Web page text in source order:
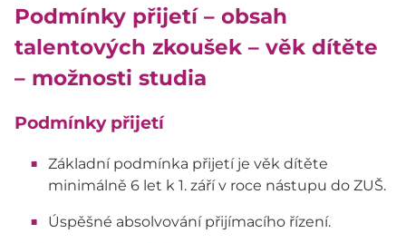
Podmínky přijetí – obsah
talentových zkoušek – věk dítěte
– možnosti studia
Podmínky přijetí
Základní podmínka přijetí je věk dítěte
minimálně 6 let k 1. září v roce nástupu do ZUŠ.
Úspěšné absolvování přijímacího řízení.